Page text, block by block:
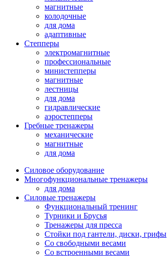
магнитные
колодочные
для дома
адаптивные
Степперы
электромагнитные
профессиональные
министепперы
магнитные
лестницы
для дома
гидравлические
аэростепперы
Гребные тренажеры
механические
магнитные
для дома
Силовое оборудование
Многофункциональные тренажеры
для дома
Силовые тренажеры
Функциональный тренинг
Турники и Брусья
Тренажеры для пресса
Стойки под гантели, диски, грифы
Со свободными весами
Со встроенными весами